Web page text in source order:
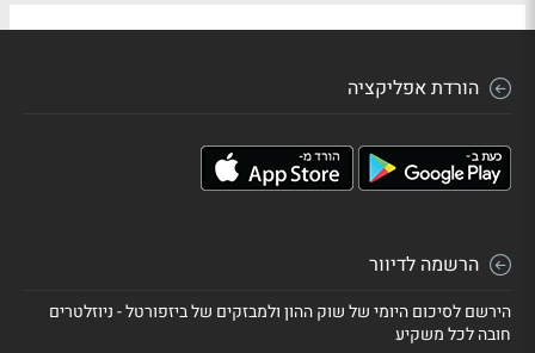
הורדת אפליקציה
הרשמה לדיוור
הירשם לסיכום היומי של שוק ההון ולמבזקים של ביזפורטל - ניוזלטרים
חובה לכל משקיע